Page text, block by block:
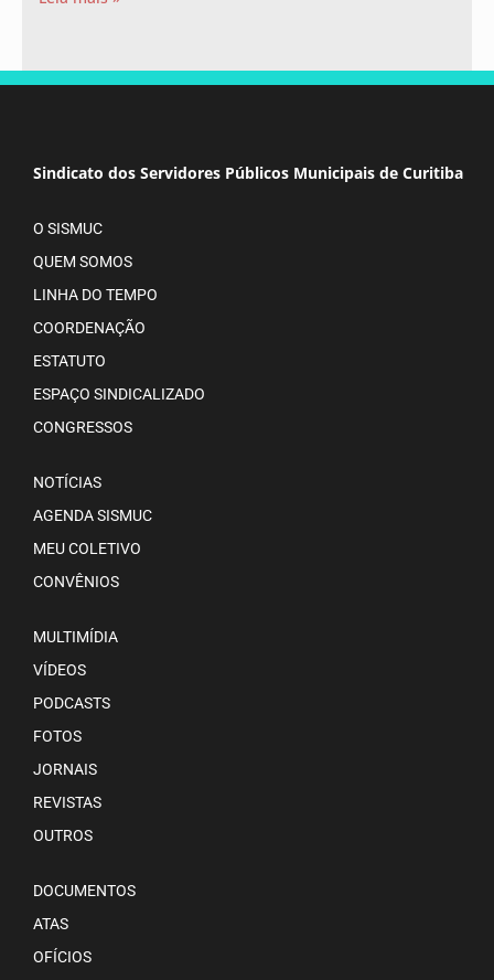
Sindicato dos Servidores Públicos Municipais de Curitiba
O SISMUC
QUEM SOMOS
LINHA DO TEMPO
COORDENAÇÃO
ESTATUTO
ESPAÇO SINDICALIZADO
CONGRESSOS
NOTÍCIAS
AGENDA SISMUC
MEU COLETIVO
CONVÊNIOS
MULTIMÍDIA
VÍDEOS
PODCASTS
FOTOS
JORNAIS
REVISTAS
OUTROS
DOCUMENTOS
ATAS
OFÍCIOS